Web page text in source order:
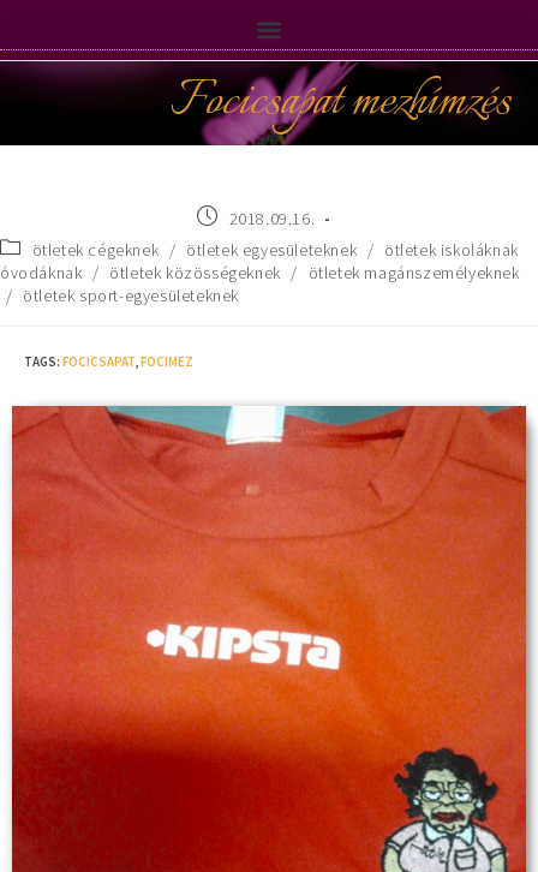
Focicsapat mezhímzés
2018.09.16.
ötletek cégeknek / ötletek egyesületeknek / ötletek iskoláknak
óvodáknak / ötletek közösségeknek /
ötletek magánszemélyeknek
/ ötletek sport-egyesületeknek
TAGS: FOCICSAPAT,FOCIMEZ